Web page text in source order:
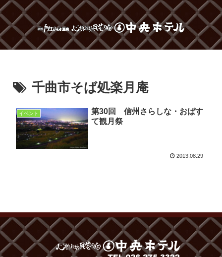
千曲市そば処楽月庵
イベント
第30回 信州さらしな・おばす
て観月祭
2013.08.29